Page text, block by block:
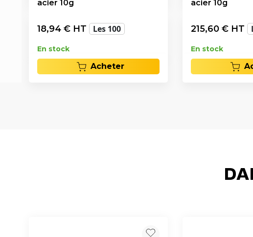
acier 10g
18,94 € HT Les 100
En stock
Acheter
acier 10g
215,60 € HT
En stock